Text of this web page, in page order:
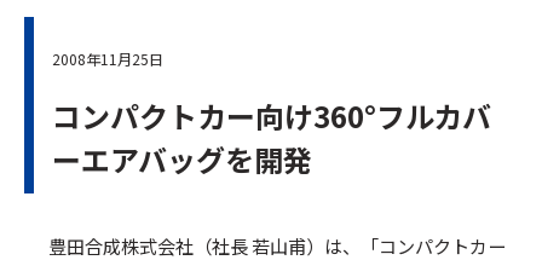
2008年11月25日
コンパクトカー向け360°フルカバ
ーエアバッグを開発
豊田合成株式会社（社長 若山甫）は、「コンパクトカー